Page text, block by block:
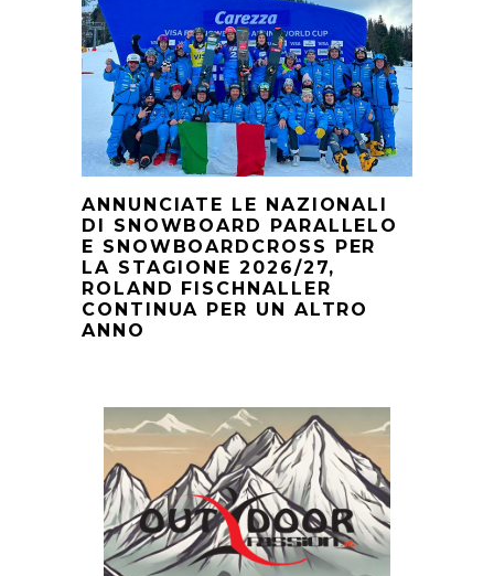
ANNUNCIATE LE NAZIONALI
DI SNOWBOARD PARALLELO
E SNOWBOARDCROSS PER
LA STAGIONE 2026/27,
ROLAND FISCHNALLER
CONTINUA PER UN ALTRO
ANNO